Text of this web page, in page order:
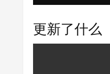
更新了什么